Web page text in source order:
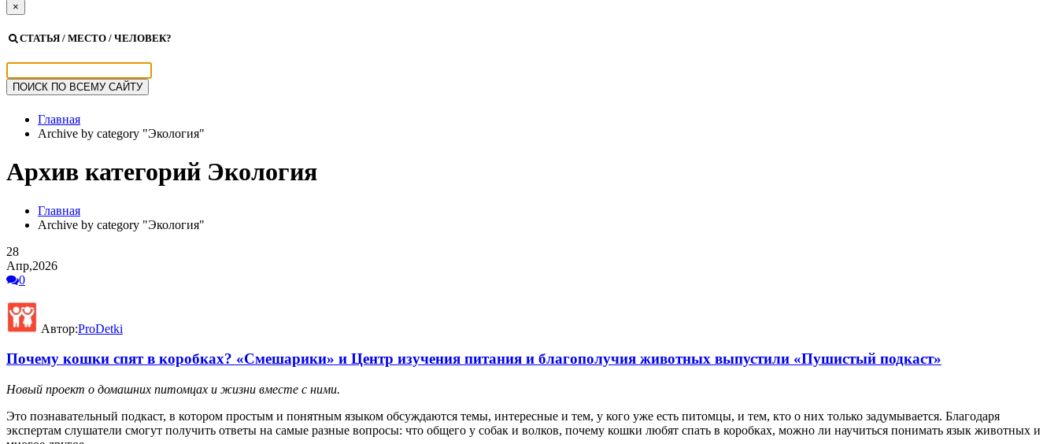
×
СТАТЬЯ / МЕСТО / ЧЕЛОВЕК?
Главная
Archive by category "Экология"
Архив категорий Экология
Главная
Archive by category "Экология"
28
Апр,2026
0
Автор:ProDetki
Почему кошки спят в коробках? «Смешарики» и Центр изучения питания и благополучия животных выпустили «Пушистый подкаст»
Новый проект о домашних питомцах и жизни вместе с ними.
Это познавательный подкаст, в котором простым и понятным языком обсуждаются темы, интересные и тем, у кого уже есть питомцы, и тем, кто о них только задумывается. Благодаря
экспертам слушатели смогут получить ответы на самые разные вопросы: что общего у собак и волков, почему кошки любят спать в коробках, можно ли научиться понимать язык животных и